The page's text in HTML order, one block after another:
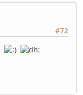
#72